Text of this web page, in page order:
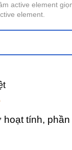
active element
element.
hoạt tính,